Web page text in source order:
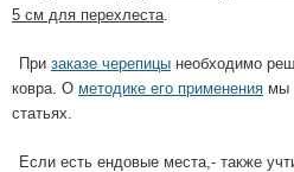
5 см для перехлеста.
При заказе черепицы необходимо
ковра. О методике его применения мы
статьях.
Если есть ендовые места,- также